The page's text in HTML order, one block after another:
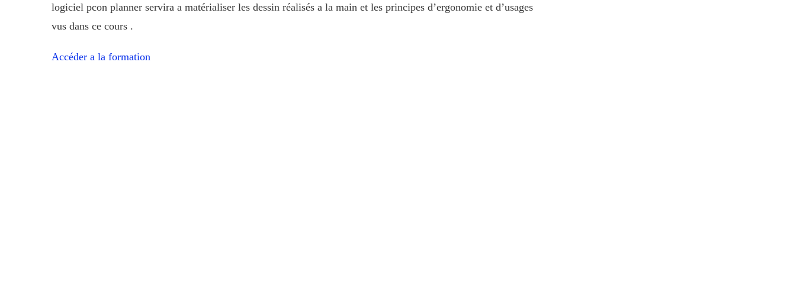
logiciel pcon planner servira a matérialiser les dessin réalisés a la main et les principes d’ergonomie et d’usages
vus dans ce cours .
Accéder a la formation